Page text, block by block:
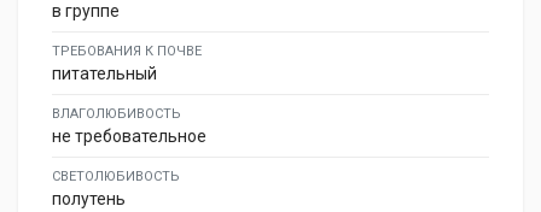
в группе
ТРЕБОВАНИЯ К ПОЧВЕ
питательный
ВЛАГОЛЮБИВОСТЬ
не требовательное
СВЕТОЛЮБИВОСТЬ
полутень